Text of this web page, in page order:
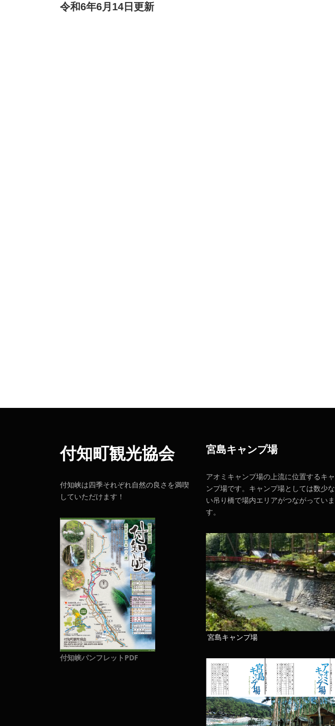
令和6年6月14日更新
付知町観光協会
付知峡は四季それぞれ自然の良さを満喫
していただけます！
付知峡パンフレットPDF
宮島キャンプ場
アオミキャンプ場の上流に位置するキャ
ンプ場です。キャンプ場としては数少な
い吊り橋で場内エリアがつながっていま
す。
宮島キャンプ場